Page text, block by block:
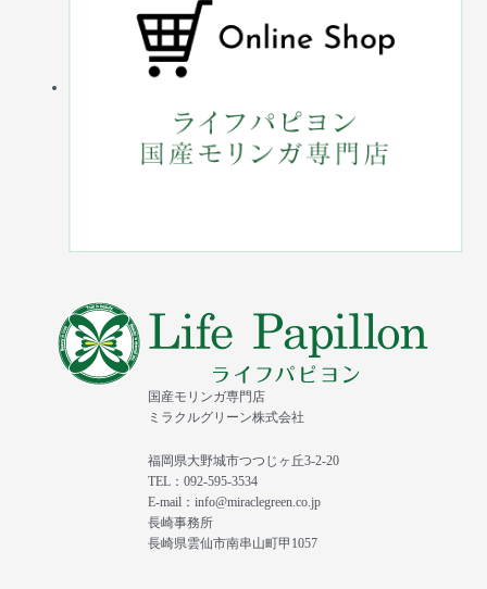
国産モリンガ専門店
ミラクルグリーン株式会社
福岡県大野城市つつじヶ丘3-2-20
TEL：092-595-3534
E-mail：info@miraclegreen.co.jp
長崎事務所
長崎県雲仙市南串山町甲1057